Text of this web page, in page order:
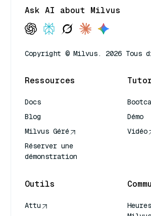
Ask AI about Milvus
Copyright © Milvus. 2026 Tous
Ressources
Docs
Blog
Milvus Géré
Réserver une
démonstration
Démo
Vidéo
Outils
Attu